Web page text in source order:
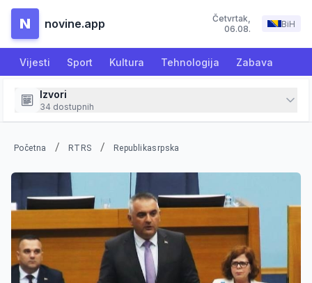
N novine.app Četvrtak,
06.08.
BiH
Vijesti Sport Kultura Tehnologija Zabava
Izvori
34 dostupnih
Početna / RTRS / Republikasrpska